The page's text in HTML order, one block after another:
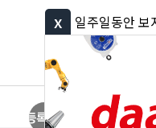
제품등록무료
동안 보지 않기